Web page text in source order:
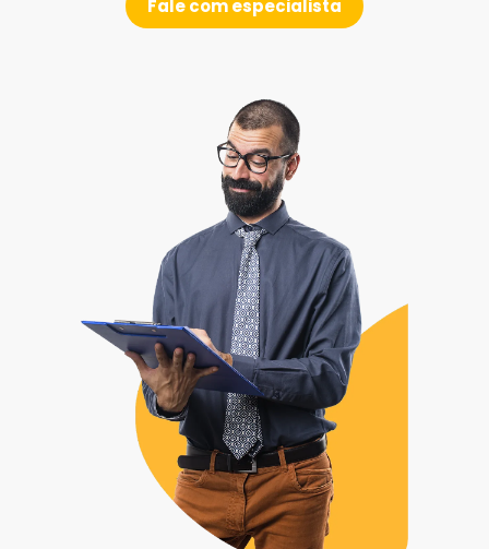
Fale com especialista